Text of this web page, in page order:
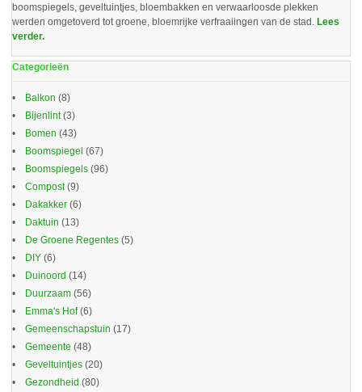
boomspiegels, geveltuintjes, bloembakken en verwaarloosde plekken
werden omgetoverd tot groene, bloemrijke verfraaiingen van de stad. Lees
verder.
Categorieën
Balkon (8)
Bijenlint(3)
Bomen (43)
Boomspiegel (67)
Boomspiegels (96)
Compost(9)
Dakakker (6)
Daktuin (13)
De Groene Regentes (5)
DIY (6)
Duinoord (14)
Duurzaam (56)
Emma's Hof(6)
Gemeenschapstuin (17)
Gemeente (48)
Geveltuintjes (20)
Gezondheid (80)